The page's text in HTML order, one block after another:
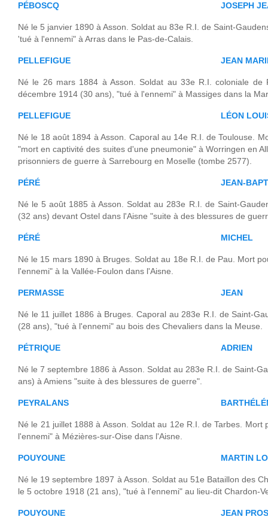
PÉBOSCQ JOSEPH
Né le 5 janvier 1890 à Asson. Soldat au 83e R.I. de Saint-
'tué à l'ennemi" à Arras dans le Pas-de-Calais.
PELLEFIGUE JEAN
Né le 26 mars 1884 à Asson. Soldat au 33e R.I. coloniale
décembre 1914 (30 ans), "tué à l'ennemi" à Massiges dans la
PELLEFIGUE LÉON
Né le 18 août 1894 à Asson. Caporal au 14e R.I. de Toulouse.
"mort en captivité des suites d'une pneumonie" à Worringen en
prisonniers de guerre à Sarrebourg en Moselle (tombe 2577).
PÉRÉ JEAN-
Né le 5 août 1885 à Asson. Soldat au 283e R.I. de Saint-
(32 ans) devant Ostel dans l'Aisne "suite à des blessures de
PÉRÉ MICHEL
Né le 15 mars 1890 à Bruges. Soldat au 18e R.I. de Pau. Mort
l'ennemi" à la Vallée-Foulon dans l'Aisne.
PERMASSE JEAN
Né le 11 juillet 1886 à Bruges. Caporal au 283e R.I. de Saint-
(28 ans), "tué à l'ennemi" au bois des Chevaliers dans la Meuse.
PÉTRIQUE ADRIEN
Né le 7 septembre 1886 à Asson. Soldat au 283e R.I. de Saint-
ans) à Amiens "suite à des blessures de guerre".
PEYRALANS
Né le 21 juillet 1888 à Asson. Soldat au 12e R.I. de Tarbes.
l'ennemi" à Mézières-sur-Oise dans l'Aisne.
POUYOUNE MARTIN
Né le 19 septembre 1897 à Asson. Soldat au 51e Bataillon des
le 5 octobre 1918 (21 ans), "tué à l'ennemi" au lieu-dit Chardon-
POUYOUNE JEAN